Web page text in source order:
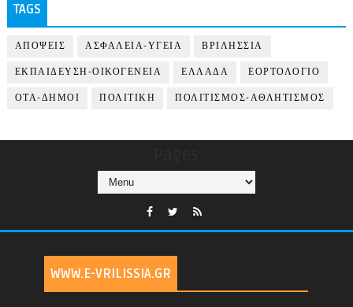
TAGS
ΑΠΟΨΕΙΣ ΑΣΦΑΛΕΙΑ-ΥΓΕΙΑ ΒΡΙΛΗΣΣΙΑ
ΕΚΠΑΙΔΕΥΣΗ-ΟΙΚΟΓΕΝΕΙΑ ΕΛΛΑΔΑ ΕΟΡΤΟΛΟΓΙΟ
ΟΤΑ-ΔΗΜΟΙ ΠΟΛΙΤΙΚΗ ΠΟΛΙΤΙΣΜΟΣ-ΑΘΛΗΤΙΣΜΟΣ
WWW.E-VRILISSIA.GR